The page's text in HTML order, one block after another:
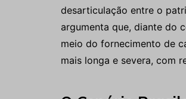
desarticulação entre o
argumenta que, diante do
meio do fornecimento de
mais longa e severa, com